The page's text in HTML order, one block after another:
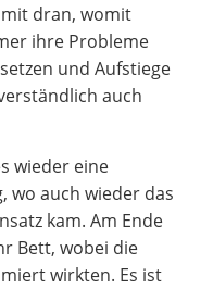
mit dran, womit
ihre Probleme
und Aufstiege
auch
wieder eine
wo auch wieder das
kam. Am Ende
Bett, wobei die
wirkten. Es ist